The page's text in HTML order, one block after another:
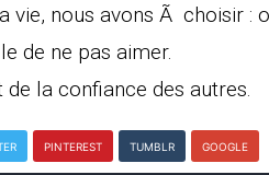
vie, nous avons Ã choisir :
de ne pas aimer.
la confiance des autres.
PINTEREST TUMBLR GOOGLE